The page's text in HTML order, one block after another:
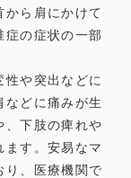
から肩にかけて
症の症状の一部
や突出などに
などに痛みが生
、下肢の痺れや
ます。安易なマ
り、医療機関で